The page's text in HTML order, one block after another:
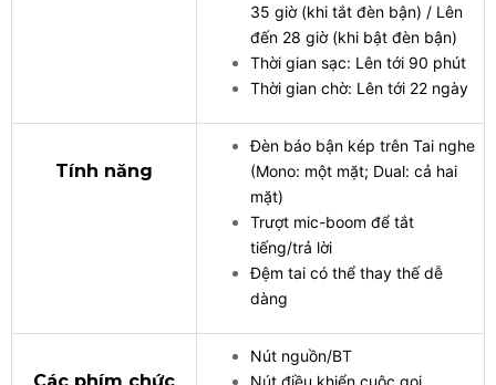
35 giờ (khi tắt đèn bận) / Lên
đến 28 giờ (khi bật đèn bận)
Thời gian sạc: Lên tới 90 phút
Thời gian chờ: Lên tới 22 ngày
Tính năng
Đèn báo bận kép trên Tai nghe
(Mono: một mặt; Dual: cả hai
mặt)
Trượt mic-boom để tắt
tiếng/trả lời
Đệm tai có thể thay thế dễ
dàng
Các phím chức
Nút nguồn/BT
Nút điều khiển cuộc gọi